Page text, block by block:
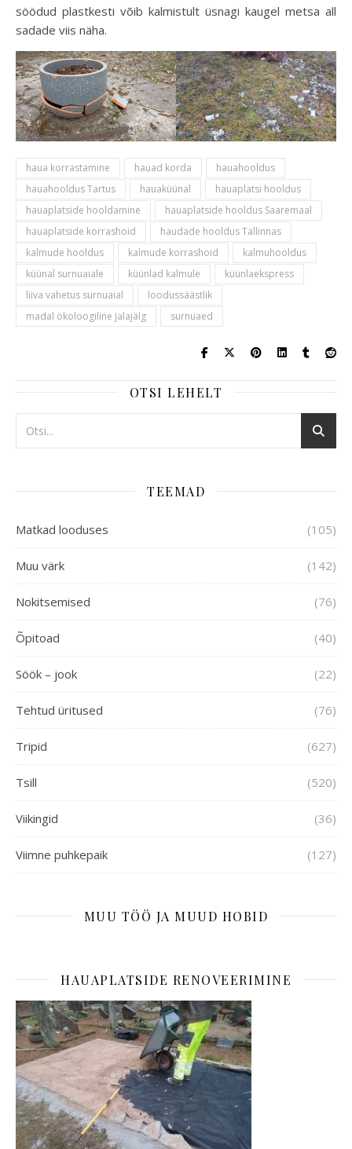
söödud plastkesti võib kalmistult üsnagi kaugel metsa all
sadade viis näha.
haua korrastamine hauad korda
hauahooldus
hauahooldus Tartus
hauaküünal
hauaplatsi hooldus
hauaplatside hooldamine
hauaplatside hooldus Saaremaal
hauaplatside korrashoid
haudade hooldus Tallinnas
kalmude hooldus
kalmude korrashoid
kalmuhooldus
küünal surnuaiale
küünlad kalmule
küünlaekspress
liiva vahetus surnuaial
loodussäästlik
madal ökoloogiline jalajälg
surnuaed
OTSI LEHELT
TEEMAD
Matkad looduses (105)
Muu värk (142)
Nokitsemised (76)
Õpitoad (40)
Söök – jook (22)
Tehtud üritused (76)
Tripid (627)
Tsill (520)
Viikingid (36)
Viimne puhkepaik (127)
MUU TÖÖ JA MUUD HOBID
HAUAPLATSIDE RENOVEERIMINE